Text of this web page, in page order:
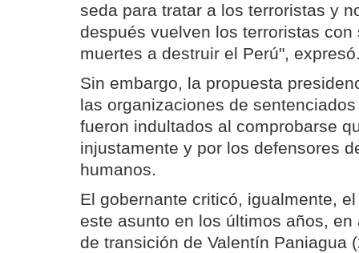
seda para tratar a los terroristas y
después vuelven los terroristas
muertes a destruir el Perú",
Sin embargo, la propuesta
las organizaciones de
fueron indultados al comprobarse
injustamente y por los defensores
humanos.
El gobernante criticó, igualmente,
este asunto en los últimos años,
de transición de Valentín Paniagua